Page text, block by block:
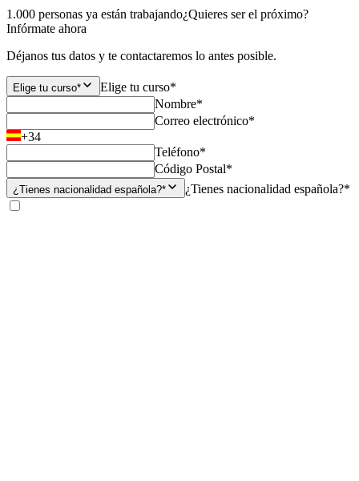
1.000 personas ya están trabajando¿Quieres ser el próximo?
Infórmate ahora
Déjanos tus datos y te contactaremos lo antes posible.
Elige tu curso*
Elige tu curso*
Nombre*
Correo electrónico*
+34
Teléfono*
Código Postal*
¿Tienes nacionalidad española?* ¿Tienes nacionalidad española?*